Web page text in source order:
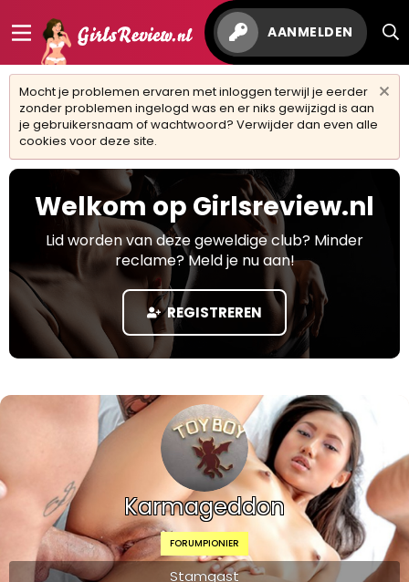
AANMELDEN
Mocht je problemen ervaren met inloggen terwijl je eerder
zonder problemen ingelogd was en er niks gewijzigd is aan
je gebruikersnaam of wachtwoord? Verwijder dan even alle
cookies voor deze site.
Welkom op Girlsreview.nl
Lid worden van deze geweldige club? Minder
reclame? Meld je nu aan!
REGISTREREN
Karmageddon
FORUMPIONIER
Stamgast